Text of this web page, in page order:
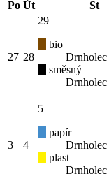
Po Út St
27 28
29
bio
směsný
3 4
5
papír
plast